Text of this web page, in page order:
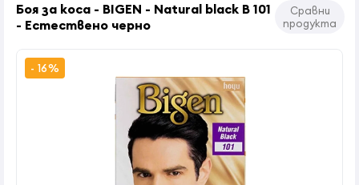
Боя за коса - BIGEN - Natural black B 101
- Естествено черно
Сравни
продукта
- 16%